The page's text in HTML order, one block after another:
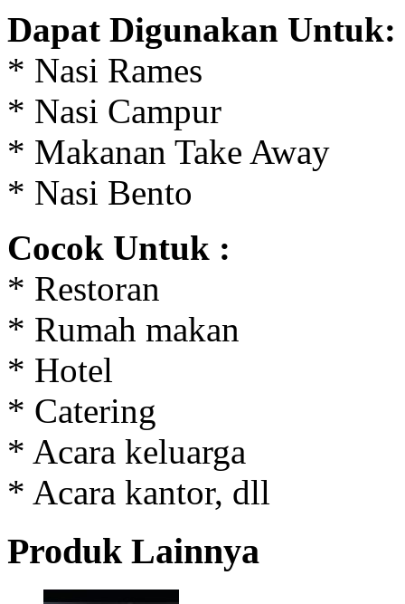
Dapat Digunakan Untuk:
* Nasi Rames
* Nasi Campur
* Makanan Take Away
* Nasi Bento
Cocok Untuk :
* Restoran
* Rumah makan
* Hotel
* Catering
* Acara keluarga
* Acara kantor, dll
Produk Lainnya